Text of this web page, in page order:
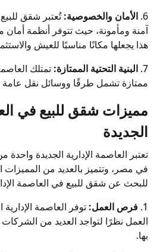
6. الأمان والخصوصية:تُعتبر شقق
آمنة ومأمونة، حيث تتوفر أنظمة
هذا يجعلها مكانًا مناسبًا للعيش
7. البنية التحتية الممتازة: تمتلك
ممتازة تشمل طرقًا ووسائل نقل عامة
مميزات شقق للبيع في
الجديدة
تعتبر العاصمة الإدارية الجديدة
في مصر، وتتميز بالعديد من المميزات
للبحث عن شقق للبيع في العاصمة
1. فرص العمل: توفر العاصمة
العمل نظرًا لتواجد العديد من الشركات
بها.